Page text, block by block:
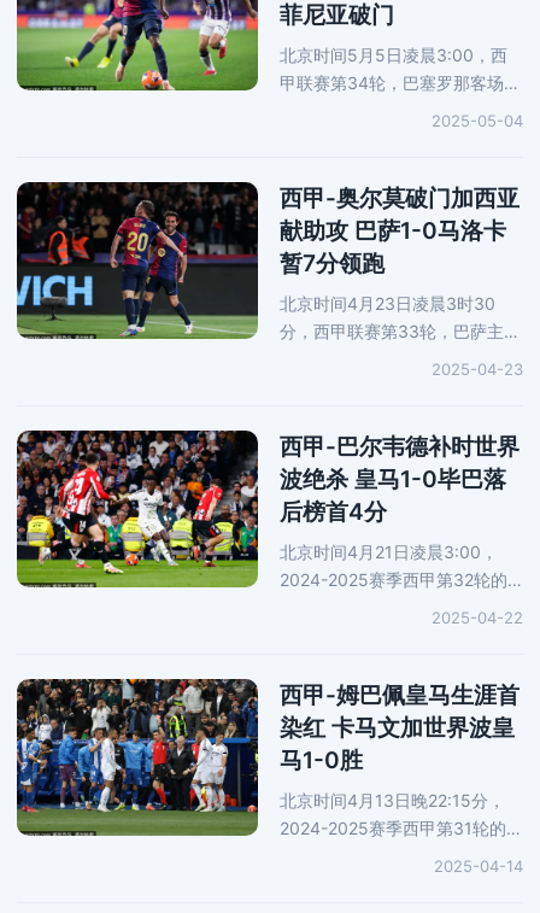
菲尼亚破门
北京时间5月5日凌晨3:00，西
甲联赛第34轮，巴塞罗那客场挑
战巴拉多利德。上半场比赛，巴
下半场，巴萨由拉菲尼亚和费尔
明连入
2025-05-04
西甲-奥尔莫破门加西亚
献助攻 巴萨1-0马洛卡
暂7分领跑
北京时间4月23日凌晨3时30
分，西甲联赛第33轮，巴萨主场
迎战马洛卡，第46分钟，奥尔莫
分，多赛1场暂时7分领跑西甲！
第7分钟，亚马尔
2025-04-23
西甲-巴尔韦德补时世界
波绝杀 皇马1-0毕巴落
后榜首4分
北京时间4月21日凌晨3:00，
2024-2025赛季西甲第32轮的
一场大战打响，西甲豪门皇马在
场比赛，维尼修斯打入一球，但
是因为越
2025-04-22
西甲-姆巴佩皇马生涯首
染红 卡马文加世界波皇
马1-0胜
北京时间4月13日晚22:15分，
2024-2025赛季西甲第31轮的一
场大战打响，西甲豪门皇马在客
2025-04-14